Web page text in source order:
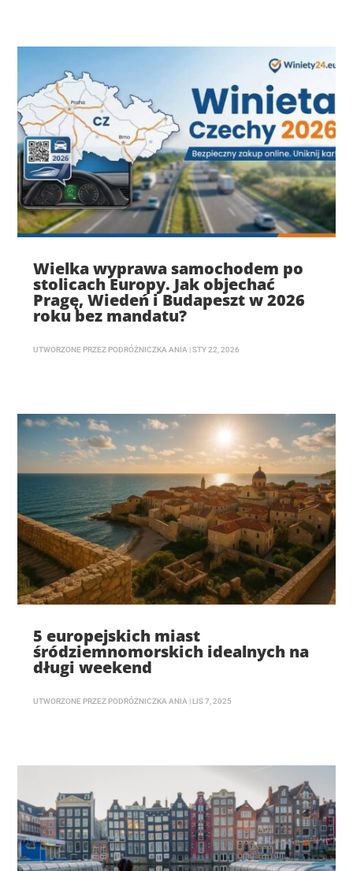
Wielka wyprawa samochodem po
stolicach Europy. Jak objechać
Pragę, Wiedeń i Budapeszt w 2026
roku bez mandatu?
UTWORZONE PRZEZ PODRÓŻNICZKA ANIA |STY 22, 2026
5 europejskich miast
śródziemnomorskich idealnych na
długi weekend
UTWORZONE PRZEZ PODRÓŻNICZKA ANIA | LIS 7, 2025